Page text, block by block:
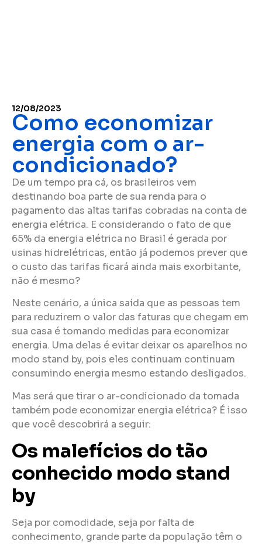
12/08/2023
Como economizar
energia com o ar-
condicionado?
De um tempo pra cá, os brasileiros vem
destinando boa parte de sua renda para o
pagamento das altas tarifas cobradas na conta de
energia elétrica. E considerando o fato de que
65% da energia elétrica no Brasil é gerada por
usinas hidrelétricas, então já podemos prever que
o custo das tarifas ficará ainda mais exorbitante,
não é mesmo?
Neste cenário, a única saída que as pessoas tem
para reduzirem o valor das faturas que chegam em
sua casa é tomando medidas para economizar
energia. Uma delas é evitar deixar os aparelhos no
modo stand by, pois eles continuam continuam
consumindo energia mesmo estando desligados.
Mas será que tirar o ar-condicionado da tomada
também pode economizar energia elétrica? É isso
que você descobrirá a seguir:
Os malefícios do tão
conhecido modo stand
by
Seja por comodidade, seja por falta de
conhecimento, grande parte da população têm o